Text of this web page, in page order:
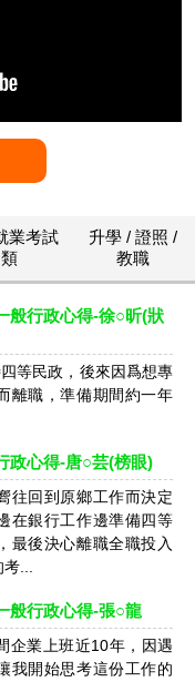
業考試
類
升學 / 證照 /
教職
般行政心得-徐○昕(狀
等民政，後來因爲想專
離職，準備期間約一年
政心得-唐○芸(榜眼)
往回到原鄉工作而決定
在銀行工作邊準備四等
最後決心離職全職投入
...
般行政心得-張○龍
企業上班近10年，因遇
我開始思考這份工作的